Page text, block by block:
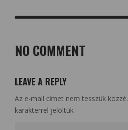
NO COMMENT
LEAVE A REPLY
Az e-mail címet nem tesszük közzé.
karakterrel jelöltük